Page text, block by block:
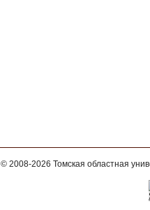
© 2008-2026 Томская областная